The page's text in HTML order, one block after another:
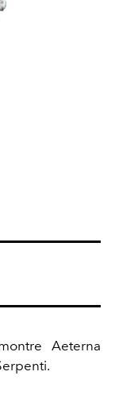
Aeterna